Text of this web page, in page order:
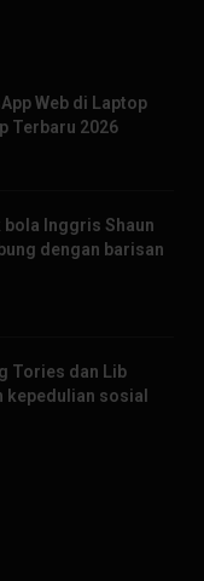
Web di Laptop
Terbaru 2026
bola Inggris Shaun
dengan barisan
Tories dan Lib
kepedulian sosial